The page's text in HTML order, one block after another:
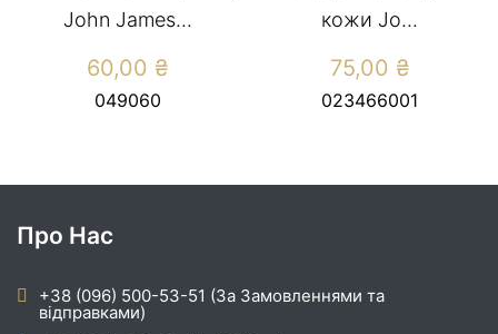
John James...
60,00 ₴
049060
кожи Jo...
75,00 ₴
023466001
Про Нас
+38 (096) 500-53-51 (За Замовленнями та
відправками)